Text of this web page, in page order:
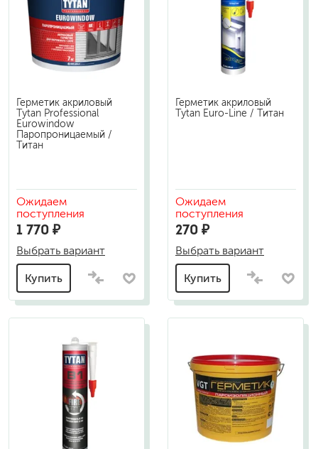
Герметик акриловый
Tytan Professional
Eurowindow
Паропроницаемый /
Титан
Ожидаем
поступления
1 770 ₽
Выбрать вариант
Купить
Герметик акриловый
Tytan Euro-Line / Титан
Ожидаем
поступления
270 ₽
Выбрать вариант
Купить